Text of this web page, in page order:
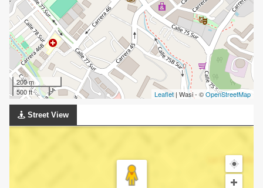
200 m
500 ft
Leaflet | Wasi - ©OpenStreetMap
Street View